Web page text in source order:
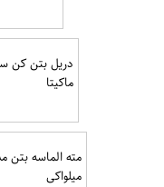
ماکیتا
میلواکی